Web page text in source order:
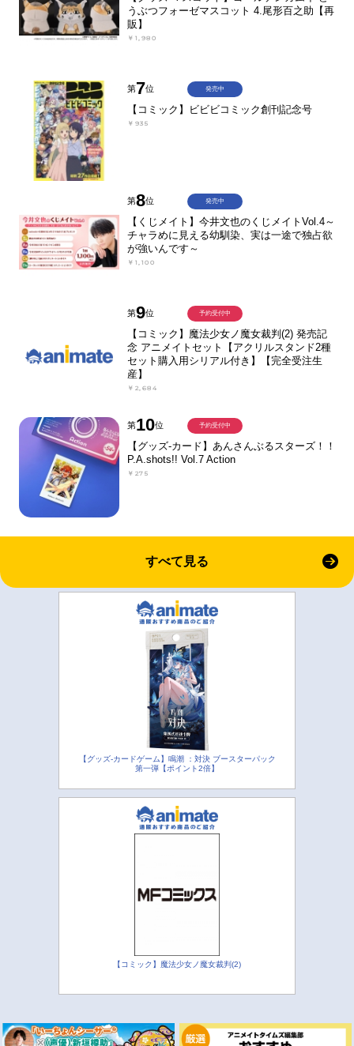
うぶつフォーゼマスコット 4.尾形百之助【再
販】
￥1,980
第7位
【コミック】ビビビコミック創刊記念号
￥935
発売中
第8位
【くじメイト】今井文也のくじメイトVol.4～
チャラめに見える幼馴染、実は一途で独占欲
が強いんです～
￥1,100
発売中
第9位
【コミック】魔法少女ノ魔女裁判(2) 発売記
念 アニメイトセット【アクリルスタンド2種
セット購入用シリアル付き】【完全受注生
産】
￥2,684
予約受付中
第10位
【グッズ-カード】あんさんぶるスターズ！！
P.A.shots!! Vol.7 Action
￥275
予約受付中
すべて見る
【グッズ-カードゲーム】鳴潮 ：対決 ブースターパック
第一弾【ポイント2倍】
【コミック】魔法少女ノ魔女裁判(2)